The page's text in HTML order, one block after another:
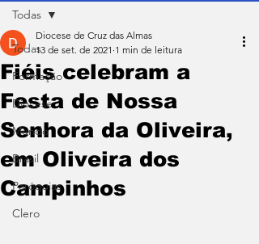
Todas
Formação
Diocese
Mundo
Brasil
Paróquias
Clero
Todas
Fiéis celebram a
Festa de Nossa
Senhora da Oliveira,
em Oliveira dos
Campinhos
Diocese de Cruz das Almas
13 de set. de 2021 1 min de leitura